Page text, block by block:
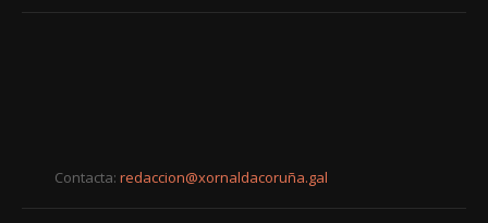
Contacta: redaccion@xornaldacoruña.gal